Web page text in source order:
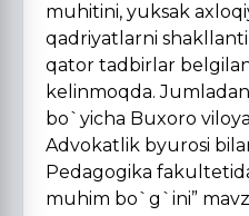
muhitini, yuksak
qadriyatlarni
qator tadbirlar
kelinmoqda.
bo`yicha Buxoro
Advokatlik byurosi
Pedagogika
muhim bo`g`ini”